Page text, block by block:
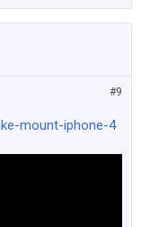
#9
mount-iphone-4